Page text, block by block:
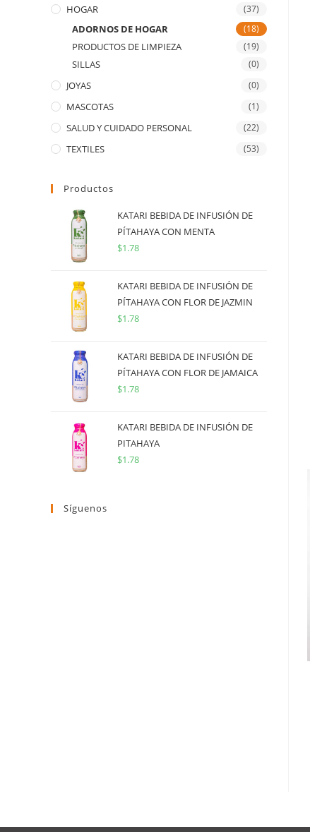
HOGAR (37)
ADORNOS DE HOGAR (18)
PRODUCTOS DE LIMPIEZA (19)
SILLAS (0)
JOYAS (0)
MASCOTAS (1)
SALUD Y CUIDADO PERSONAL (22)
TEXTILES (53)
Productos
KATARI BEBIDA DE INFUSIÓN DE
PÍTAHAYA CON MENTA
$1.78
KATARI BEBIDA DE INFUSIÓN DE
PÍTAHAYA CON FLOR DE JAZMIN
$1.78
KATARI BEBIDA DE INFUSIÓN DE
PÍTAHAYA CON FLOR DE JAMAICA
$1.78
KATARI BEBIDA DE INFUSIÓN DE
PITAHAYA
$1.78
Síguenos